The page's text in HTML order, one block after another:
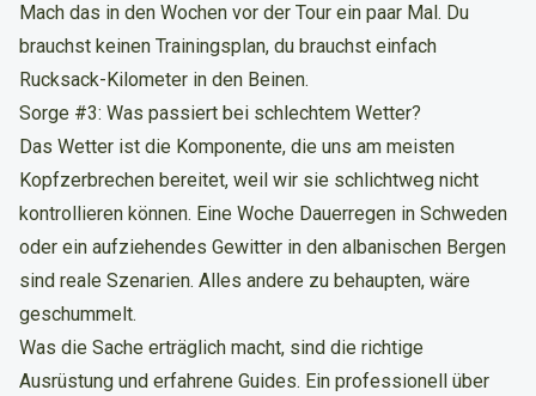
Mach das in den Wochen vor der Tour ein paar Mal. Du
brauchst keinen Trainingsplan, du brauchst einfach
Rucksack-Kilometer in den Beinen.
Sorge #3: Was passiert bei schlechtem Wetter?
Das Wetter ist die Komponente, die uns am meisten
Kopfzerbrechen bereitet, weil wir sie schlichtweg nicht
kontrollieren können. Eine Woche Dauerregen in Schweden
oder ein aufziehendes Gewitter in den albanischen Bergen
sind reale Szenarien. Alles andere zu behaupten, wäre
geschummelt.
Was die Sache erträglich macht, sind die richtige
Ausrüstung und erfahrene Guides. Ein professionell über